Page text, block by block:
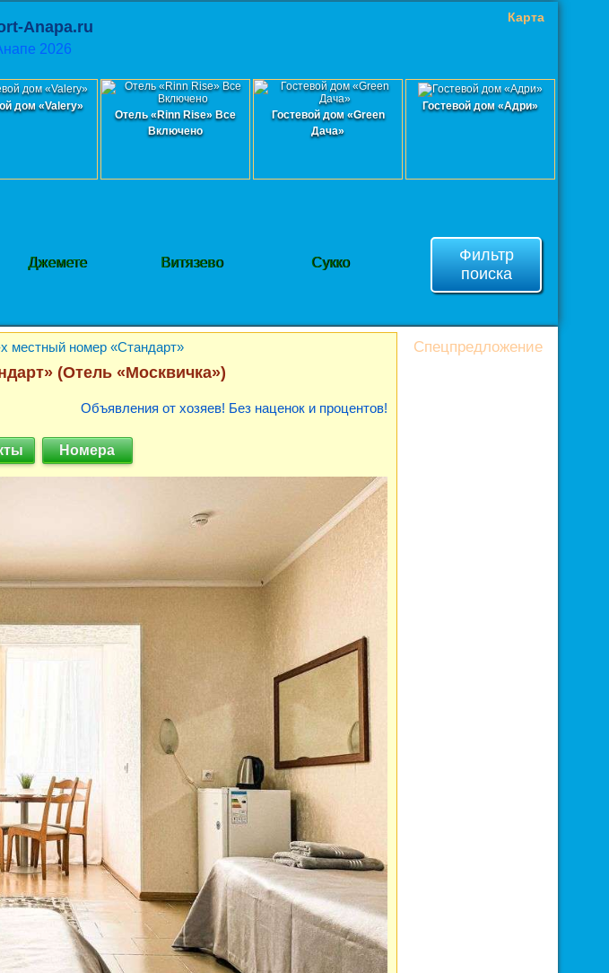
Спецпредложение
Карта
Anapa.ru
2026
дом «Valery»
Отель «Rinn Rise» Все
Включено
Гостевой дом «Green
Дача»
Гостевой дом «Адри»
Джемете Витязево Сукко
Фильтр
поиска
местный номер «Стандарт»
(Отель «Москвичка»)
Объявления от хозяев! Без наценок и процентов!
Номера